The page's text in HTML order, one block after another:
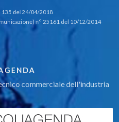
135 del 24/04/2018
n° 25161 del 10/12/2014
commerciale dell'industria